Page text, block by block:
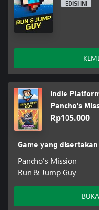
EDISI INI
Indie
Pancho's
Rp105.000
Game yang disertakan
Pancho's Mission
Run & Jump Guy